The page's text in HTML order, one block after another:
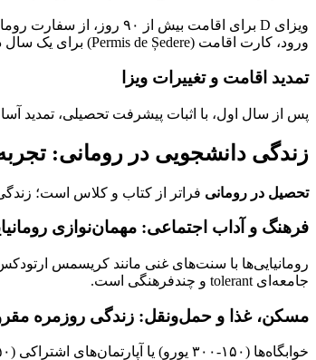
ورود، کارت اقامت (Permis de Ședere) برای یک سال دریافت می‌کنید که قابل تمدید است. این ویزا، پایه‌ای برای
تمدید اقامت و تغییرات ویزا
پس از سال اول، با اثبات پیشرفت تحصیلی، تمدید
زندگی دانشجویی در رومانی:
تحصیل در رومانی فراتر از کتاب و کلاس است؛
فرهنگ و آداب اجتماعی: مهمان‌نوازی
رومانیایی‌ها با سنت‌های غنی مانند کریسمس
جامعه‌ای tolerant و چندفرهنگی است.
مسکن، غذا و حمل‌ونقل: زندگی روزمره